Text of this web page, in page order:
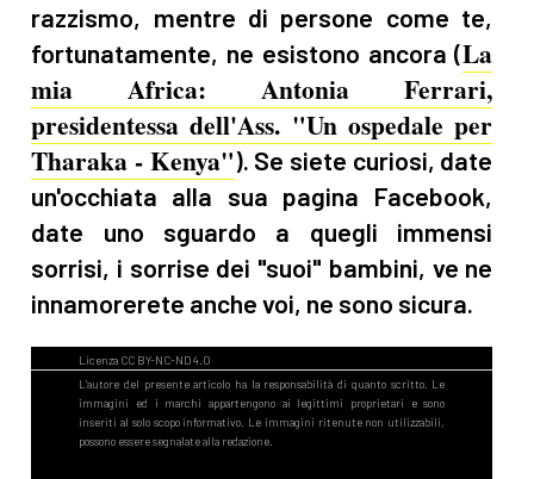
razzismo, mentre di persone come te,
fortunatamente, ne esistono ancora (La
mia Africa: Antonia Ferrari,
presidentessa dell'Ass. "Un ospedale per
Tharaka - Kenya"). Se siete curiosi, date
un'occhiata alla sua pagina Facebook,
date uno sguardo a quegli immensi
sorrisi, i sorrise dei "suoi" bambini, ve ne
innamorerete anche voi, ne sono sicura.